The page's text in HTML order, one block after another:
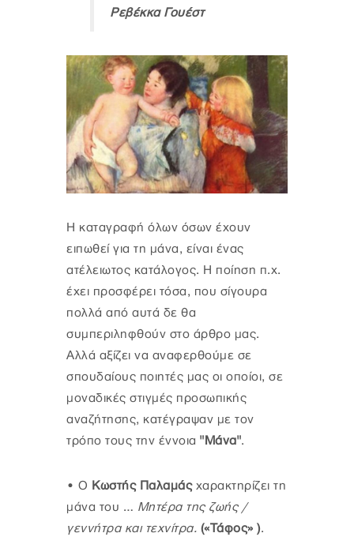
Ρεβέκκα Γουέστ
Η καταγραφή όλων όσων έχουν
ειπωθεί για τη μάνα, είναι ένας
ατέλειωτος κατάλογος. Η ποίηση π.χ.
έχει προσφέρει τόσα, που σίγουρα
πολλά από αυτά δε θα
συμπεριληφθούν στο άρθρο μας.
Αλλά αξίζει να αναφερθούμε σε
σπουδαίους ποιητές μας οι οποίοι, σε
μοναδικές στιγμές προσωπικής
αναζήτησης, κατέγραψαν με τον
τρόπο τους την έννοια "Μάνα".
• Ο Κωστής Παλαμάς χαρακτηρίζει τη
μάνα του … Μητέρα της ζωής /
γεννήτρα και τεχνίτρα. («Τάφος» ).